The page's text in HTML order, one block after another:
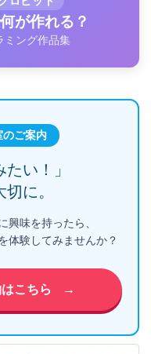
が作れる？
ミング作品集
のご案内
たい！」
に。
興味を持ったら、
体験してみませんか？
こちら →